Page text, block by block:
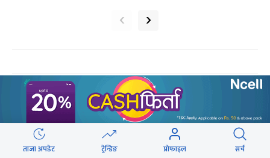
‹ ›
सम्बन्धित खबर
ताजा अपडेट ट्रेन्डिङ प्रोफाइल सर्च